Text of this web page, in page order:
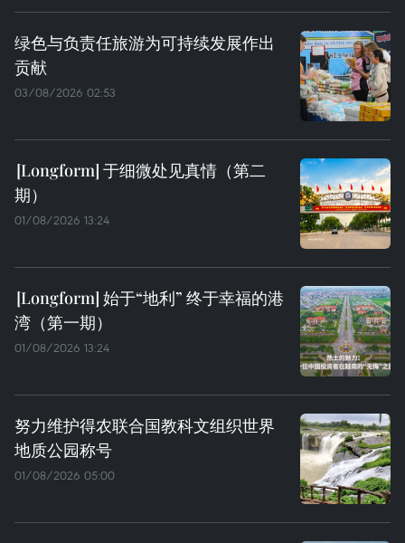
绿色与负责任旅游为可持续发展作出
贡献
03/08/2026 02:53
于细微处见真情（第二
期）
01/08/2026 13:24
始于“地利” 终于幸福的港
湾（第一期）
01/08/2026 13:24
努力维护得农联合国教科文组织世界
地质公园称号
01/08/2026 05:00